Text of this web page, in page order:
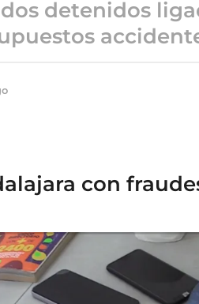
detenidos
a
g
con